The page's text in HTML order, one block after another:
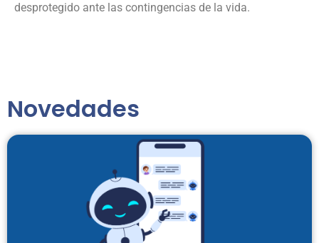
desprotegido ante las contingencias de la vida.
Novedades